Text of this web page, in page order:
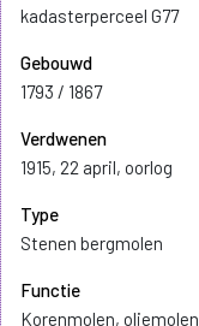
kadasterperceel G77
Gebouwd
1793 / 1867
Verdwenen
1915, 22 april, oorlog
Type
Stenen bergmolen
Functie
Korenmolen, oliemolen